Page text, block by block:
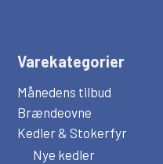
Varekategorier
Månedens tilbud
Brændeovne
Kedler & Stokerfyr
Nye kedler